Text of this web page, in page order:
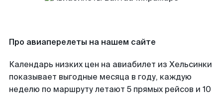
Про авиаперелеты на нашем сайте
Календарь низких цен на авиабилет из Хельсинки
показывает выгодные месяца в году, каждую
неделю по маршруту летают 5 прямых рейсов и 10